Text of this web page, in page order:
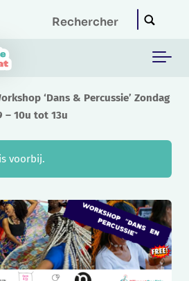
‘Dans & Percussie’ Zondag
– 10u tot 13u
voorbij.